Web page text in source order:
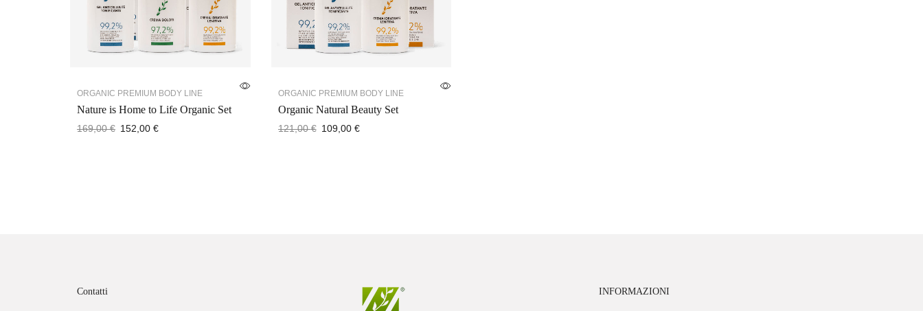
ORGANIC PREMIUM BODY LINE
Nature is Home to Life Organic Set
169,00€ 152,00 €
ORGANIC PREMIUM BODY LINE
Organic Natural Beauty Set
121,00€ 109,00 €
Contatti INFORMAZIONI